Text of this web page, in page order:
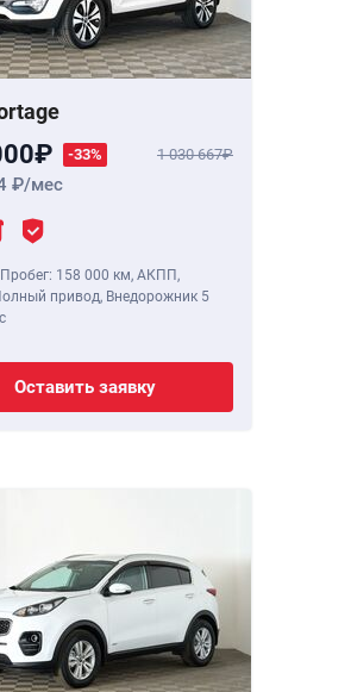
-33% 1 030 667
/мес
Пробег: 158 000 км, АКПП,
привод, Внедорожник 5
Оставить заявку